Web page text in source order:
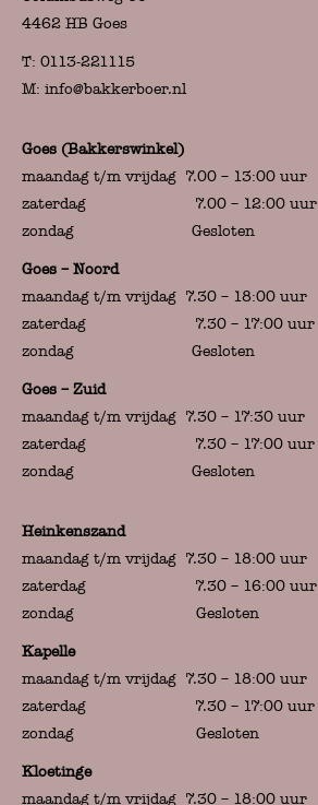
4462 HB Goes
T: 0113-221115
M: info@bakkerboer.nl
Goes (Bakkerswinkel)
maandag t/m vrijdag 7.00 – 13:00 uur
zaterdag 7.00 – 12:00 uur
zondag Gesloten
Goes – Noord
maandag t/m vrijdag 7.30 – 18:00 uur
zaterdag 7.30 – 17:00 uur
zondag Gesloten
Goes – Zuid
maandag t/m vrijdag 7.30 – 17:30 uur
zaterdag 7.30 – 17:00 uur
zondag Gesloten
Heinkenszand
maandag t/m vrijdag 7.30 – 18:00 uur
zaterdag 7.30 – 16:00 uur
zondag Gesloten
Kapelle
maandag t/m vrijdag 7.30 – 18:00 uur
zaterdag 7.30 – 17:00 uur
zondag Gesloten
Kloetinge
maandag t/m vrijdag 7.30 – 18:00 uur